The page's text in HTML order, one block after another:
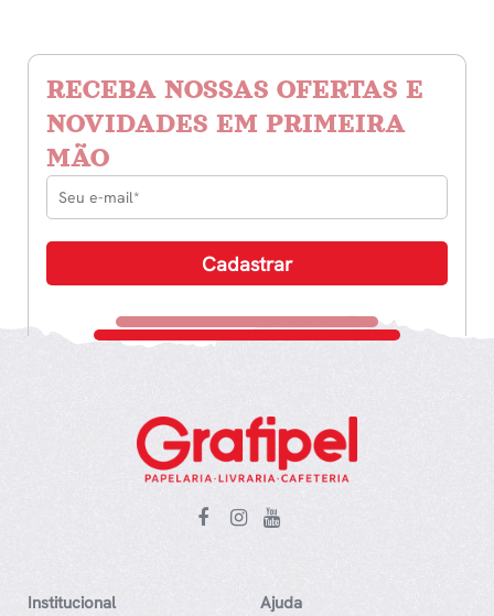
RECEBA NOSSAS OFERTAS E
NOVIDADES EM PRIMEIRA
MÃO
Institucional Ajuda